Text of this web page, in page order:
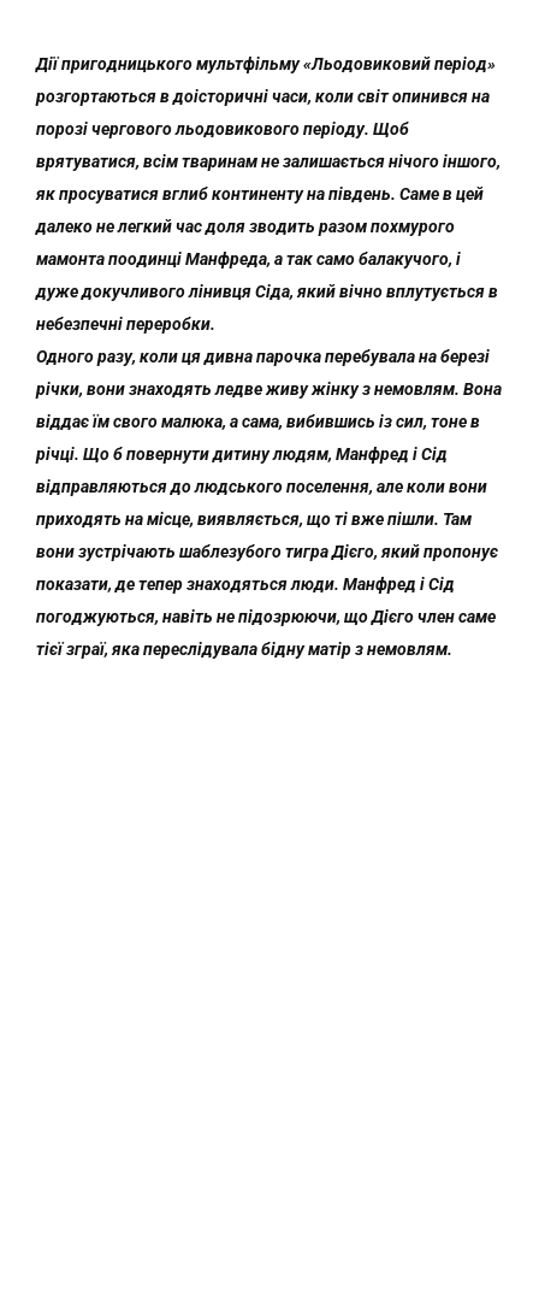
Дії пригодницького мультфільму «Льодовиковий період»
розгортаються в доісторичні часи, коли світ опинився на
порозі чергового льодовикового періоду. Щоб
врятуватися, всім тваринам не залишається нічого іншого,
як просуватися вглиб континенту на південь. Саме в цей
далеко не легкий час доля зводить разом похмурого
мамонта поодинці Манфреда, а так само балакучого, і
дуже докучливого лінивця Сіда, який вічно вплутується в
небезпечні переробки.
Одного разу, коли ця дивна парочка перебувала на березі
річки, вони знаходять ледве живу жінку з немовлям. Вона
віддає їм свого малюка, а сама, вибившись із сил, тоне в
річці. Що б повернути дитину людям, Манфред і Сід
відправляються до людського поселення, але коли вони
приходять на місце, виявляється, що ті вже пішли. Там
вони зустрічають шаблезубого тигра Дієго, який пропонує
показати, де тепер знаходяться люди. Манфред і Сід
погоджуються, навіть не підозрюючи, що Дієго член саме
тієї зграї, яка переслідувала бідну матір з немовлям.